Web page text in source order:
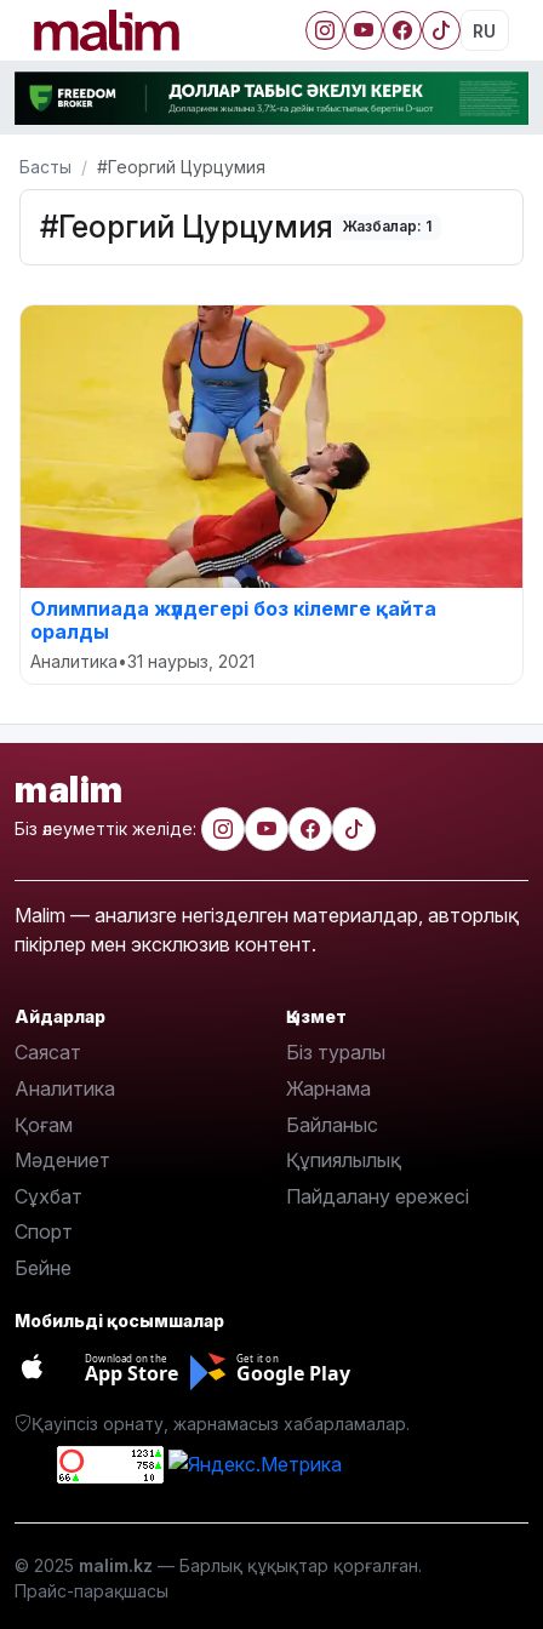
RU
Басты #Георгий Цурцумия
#Георгий Цурцумия Жазбалар: 1
Олимпиада жүлдегері боз кілемге қайта
оралды
Аналитика•31 наурыз, 2021
malim
Біз әлеуметтік желіде:
Malim — анализге негізделген материалдар, авторлық
пікірлер мен эксклюзив контент.
Айдарлар
Саясат
Аналитика
Қоғам
Мәдениет
Сұхбат
Спорт
Бейне
Қызмет
Біз туралы
Жарнама
Байланыс
Құпиялылық
Пайдалану ережесі
Мобильді қосымшалар
Download on the
App Store
Get it on
Google Play
Қауіпсіз орнату, жарнамасыз хабарламалар.
© 2025 malim.kz — Барлық құқықтар қорғалған.
Прайс-парақшасы